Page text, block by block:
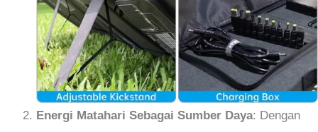
Energi Matahari Sebagai Sumber Daya: Dengan